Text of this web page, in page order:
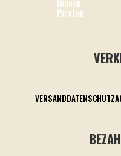
VERSANDDATENSCHUTZ